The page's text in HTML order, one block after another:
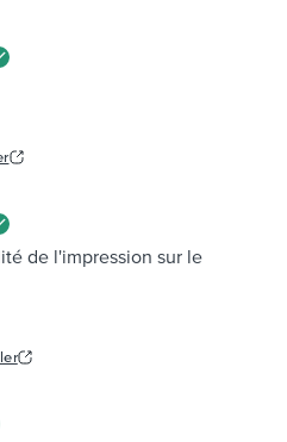
de l'impression sur le